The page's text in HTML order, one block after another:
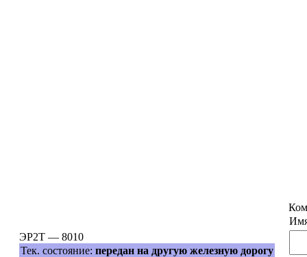
ЭР2Т — 8010
Тек. состояние: передан на другую железную дорогу